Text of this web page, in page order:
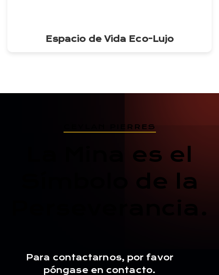
Espacio de Vida Eco-Lujo
CEYLAN PIERRES
La Mina es el
Símbolo de la
Perseverancia.
Para contactarnos, por favor
póngase en contacto.